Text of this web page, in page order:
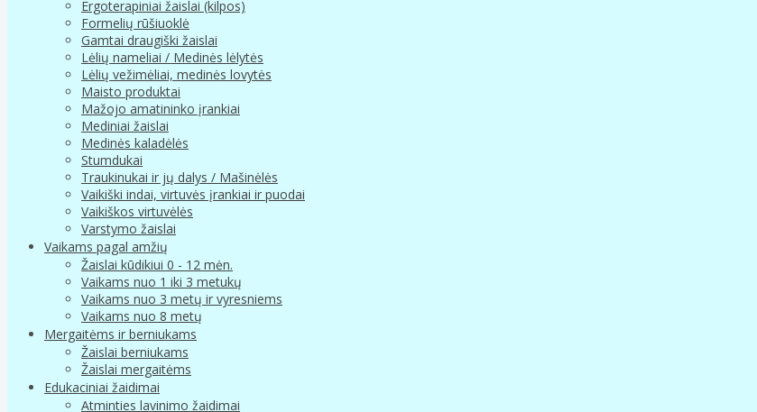
Ergoterapiniai žaislai (kilpos)
Formelių rūšiuoklė
Gamtai draugiški žaislai
Lėlių nameliai / Medinės lėlytės
Lėlių vežimėliai, medinės lovytės
Maisto produktai
Mažojo amatininko įrankiai
Mediniai žaislai
Medinės kaladėlės
Stumdukai
Traukinukai ir jų dalys / Mašinėlės
Vaikiški indai, virtuvės įrankiai ir puodai
Vaikiškos virtuvėlės
Varstymo žaislai
Vaikams pagal amžių
Žaislai kūdikiui 0 - 12 mėn.
Vaikams nuo 1 iki 3 metukų
Vaikams nuo 3 metų ir vyresniems
Vaikams nuo 8 metų
Mergaitėms ir berniukams
Žaislai berniukams
Žaislai mergaitėms
Edukaciniai žaidimai
Atminties lavinimo žaidimai